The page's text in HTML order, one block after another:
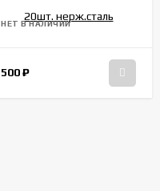
НЕТ В НАЛИЧИИ
500₽